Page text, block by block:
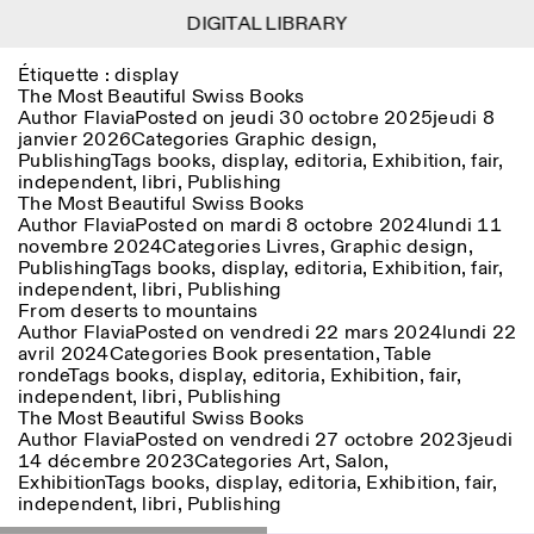
Menu
Lingua EN
Calendrier
Istituto Svizzero
Recherche
Résidences
Archives
Blog
Organisation
Bibliothèque
Jobs
Autres Activités
NEWSLETTER
Inscrivez-vous à notre newsletter pour recevoir
informations sur nos événements
Information
ISTITUTO SVIZZERO
ROME
Villa Maraini
Via Ludovisi 48
00187 Roma
+39 06 420 421
roma@istitutosvizzero.it
Par transport public: Istituto
Svizzero est situé près du
HORAIRES DE LA
RÉCEPTION:
LUN-VEN
09:00–13:30, 14:30–18:00
HORAIRES DE VISITE:
Atlas Studios
Mercredi/Vendredi:
14h30–18h30
Jeudi: 14h30–20h00
Filtres
Area
Art
Résidences
Lieu
Reset
Rome
All Milan
Catégorie
Reset
All
Anthropologie
Architecture
Astrophysique
Présentation livre
Étiquette : display
The Most Beautiful Swiss Books
Author FlaviaPosted on jeudi 30 octobre 2025jeudi 8
janvier 2026Categories Graphic design,
PublishingTags books, display, editoria, Exhibition,fair,
independent, libri, Publishing
The Most Beautiful Swiss Books
Author FlaviaPosted on mardi 8 octobre 2024lundi 11
novembre 2024Categories Livres, Graphic design,
PublishingTags books, display, editoria, Exhibition,fair,
independent, libri, Publishing
From deserts to mountains
Author FlaviaPosted on vendredi 22 mars 2024lundi 22
avril 2024Categories Book presentation,Table
rondeTags books,display, editoria, Exhibition, fair,
independent, libri, Publishing
The Most Beautiful Swiss Books
Author FlaviaPosted on vendredi 27 octobre 2023jeudi
14 décembre 2023Categories Art, Salon,
ExhibitionTags books, display, editoria, Exhibition,fair,
independent, libri, Publishing
DIGITAL LIBRARY
DIGITAL LIBRARY